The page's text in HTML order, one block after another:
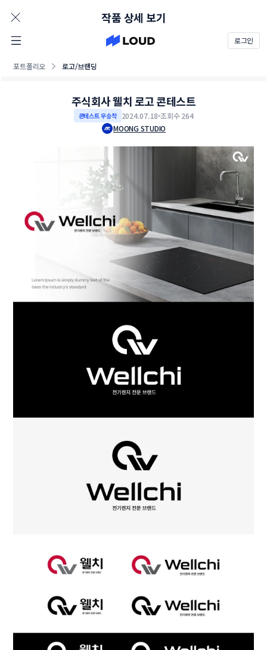
로그인
포트폴리오 로고/브랜딩
작품 상세 보기
주식회사 웰치 로고 콘테스트
콘테스트 우승작 2024.07.18 조회수 264
MOONG STUDIO